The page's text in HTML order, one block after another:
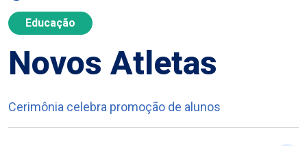
Educação
Novos Atletas
Cerimônia celebra promoção de alunos